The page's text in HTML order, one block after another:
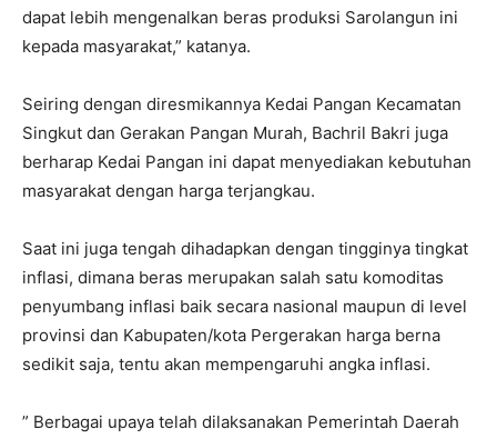
dapat lebih mengenalkan beras produksi Sarolangun ini
kepada masyarakat,” katanya.
Seiring dengan diresmikannya Kedai Pangan Kecamatan
Singkut dan Gerakan Pangan Murah, Bachril Bakri juga
berharap Kedai Pangan ini dapat menyediakan kebutuhan
masyarakat dengan harga terjangkau.
Saat ini juga tengah dihadapkan dengan tingginya tingkat
inflasi, dimana beras merupakan salah satu komoditas
penyumbang inflasi baik secara nasional maupun di level
provinsi dan Kabupaten/kota Pergerakan harga berna
sedikit saja, tentu akan mempengaruhi angka inflasi.
” Berbagai upaya telah dilaksanakan Pemerintah Daerah